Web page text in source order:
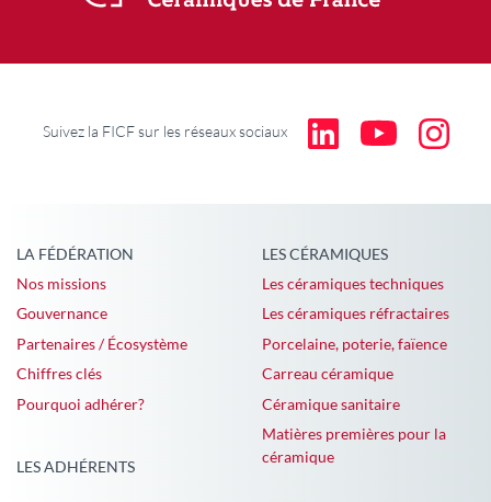
Suivez la FICF sur les réseaux sociaux
LA FÉDÉRATION
Nos missions
Gouvernance
Partenaires / Écosystème
Chiffres clés
Pourquoi adhérer?
LES CÉRAMIQUES
Les céramiques techniques
Les céramiques réfractaires
Porcelaine, poterie, faïence
Carreau céramique
Céramique sanitaire
Matières premières pour la
céramique
LES ADHÉRENTS